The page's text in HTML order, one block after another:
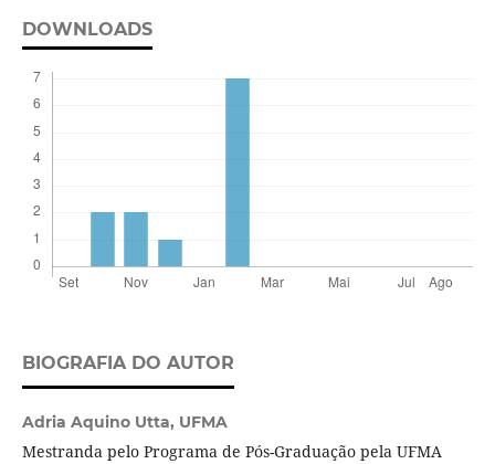
DOWNLOADS
BIOGRAFIA DO AUTOR
Adria Aquino Utta, UFMA
Mestranda pelo Programa de Pós-Graduação pela UFMA